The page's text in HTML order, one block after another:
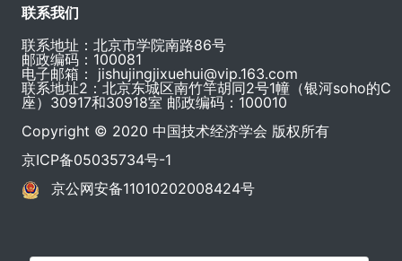
联系我们
联系地址：北京市学院南路86号
邮政编码：100081
电子邮箱：
jishujingjixuehui@vip.163.com
联系地址2：北京东城区南竹竿胡同2号1幢（银河soho的C
座）30917和30918室 邮政编码：100010
Copyright © 2020 中国技术经济学会 版权所有
京ICP备05035734号-1
京公网安备11010202008424号